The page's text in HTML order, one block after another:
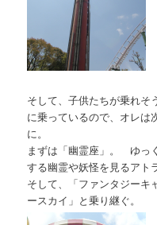
そして、子供たちが乗れ
に乗っているので、オレは
に。
まずは「幽霊座」。 ゆっ
する幽霊や妖怪を見るアト
そして、「ファンタジー
ースカイ」と乗り継ぐ。